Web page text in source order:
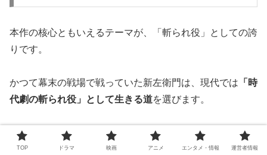
本作の核心ともいえるテーマが、「斬られ役」としての誇
りです。
かつて幕末の戦場で戦っていた新左衛門は、現代では 「時
代劇の斬られ役」として生きる道を選びます。
「斬られる」ことが求められる仕事に、彼は最初は戸惑い
ます。
TOP ドラマ 映画 アニメ エンタメ・情報 運営者情報